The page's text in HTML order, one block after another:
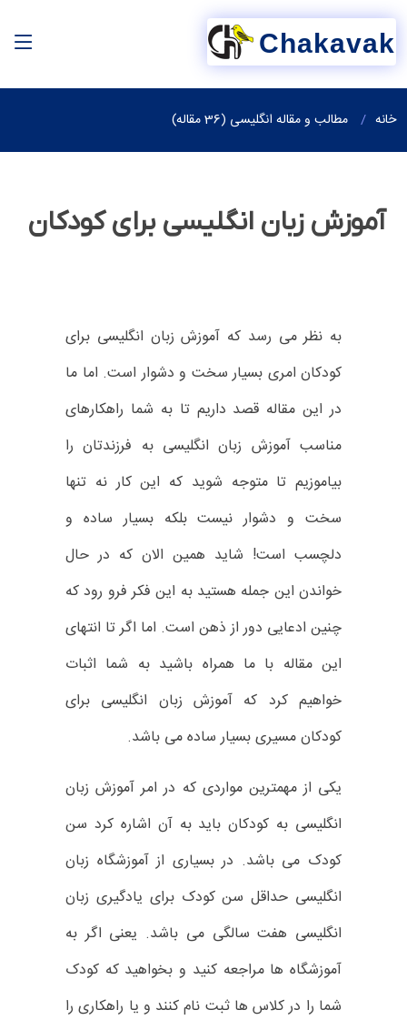
Chakavak
خانه مطالب و مقاله انگلیسی (36 مقاله)
آموزش زبان انگلیسی برای کودکان
به نظر می رسد که آموزش زبان انگلیسی برای
کودکان امری بسیار سخت و دشوار است. اما ما
در این مقاله قصد داریم تا به شما راهکارهای
مناسب آموزش زبان انگلیسی به فرزندتان را
بیاموزیم تا متوجه شوید که این کار نه تنها
سخت و دشوار نیست بلکه بسیار ساده و
دلچسب است! شاید همین الان که در حال
خواندن این جمله هستید به این فکر فرو رود که
چنین ادعایی دور از ذهن است. اما اگر تا انتهای
این مقاله با ما همراه باشید به شما اثبات
خواهیم کرد که آموزش زبان انگلیسی برای
کودکان مسیری بسیار ساده می باشد.
یکی از مهمترین مواردی که در امر آموزش زبان
انگلیسی به کودکان باید به آن اشاره کرد سن
کودک می باشد. در بسیاری از آموزشگاه زبان
انگلیسی حداقل سن کودک برای یادگیری زبان
انگلیسی هفت سالگی می باشد. یعنی اگر به
آموزشگاه ها مراجعه کنید و بخواهید که کودک
شما را در کلاس ها ثبت نام کنند و یا راهکاری را